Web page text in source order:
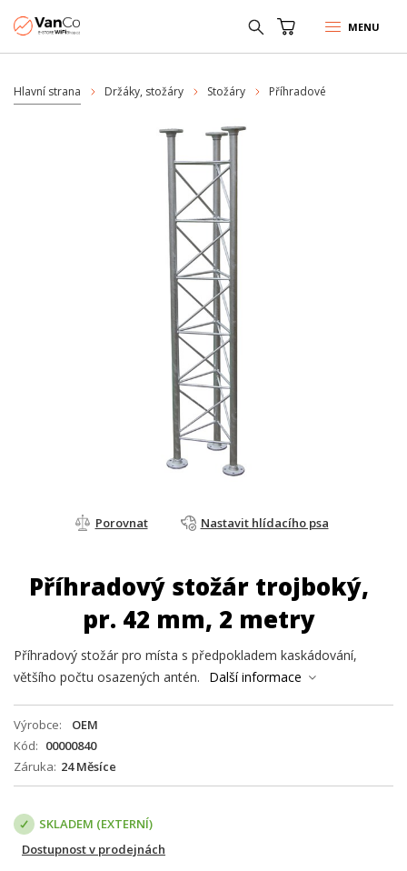
MENU
Hlavní strana Držáky, stožáry Stožáry Příhradové
Porovnat Nastavit hlídacího psa
Příhradový stožár trojboký,
pr. 42 mm, 2 metry
Příhradový stožár pro místa s předpokladem kaskádování,
většího počtu osazených antén.
Další informace
Výrobce
OEM
Kód
00000840
Záruka 24 Měsíce
SKLADEM (EXTERNÍ)
Dostupnost v prodejnách